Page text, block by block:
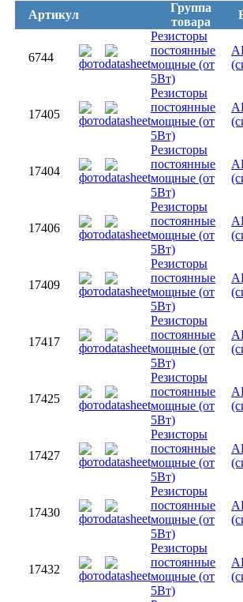
Артикул
Группа
товара
6744
Резисторы
постоянные
мощные (от
5Вт)
17405
Резисторы
постоянные
мощные (от
5Вт)
17404
Резисторы
постоянные
мощные (от
5Вт)
17406
Резисторы
постоянные
мощные (от
5Вт)
17409
Резисторы
постоянные
мощные (от
5Вт)
17417
Резисторы
постоянные
мощные (от
5Вт)
17425
Резисторы
постоянные
мощные (от
5Вт)
17427
Резисторы
постоянные
мощные (от
5Вт)
17430
Резисторы
постоянные
мощные (от
5Вт)
17432
Резисторы
постоянные
мощные (от
5Вт)